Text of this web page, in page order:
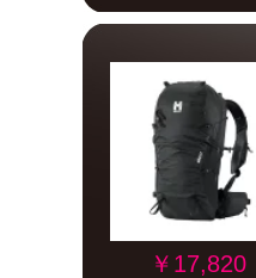
￥17,820